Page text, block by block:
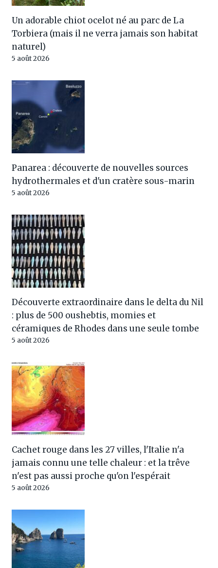
Un adorable chiot ocelot né au parc de La
Torbiera (mais il ne verra jamais son habitat
naturel)
5 août 2026
Panarea : découverte de nouvelles sources
hydrothermales et d'un cratère sous-marin
5 août 2026
Découverte extraordinaire dans le delta du Nil
: plus de 500 oushebtis, momies et
céramiques de Rhodes dans une seule tombe
5 août 2026
Cachet rouge dans les 27 villes, l'Italie n'a
jamais connu une telle chaleur : et la trêve
n'est pas aussi proche qu'on l'espérait
5 août 2026